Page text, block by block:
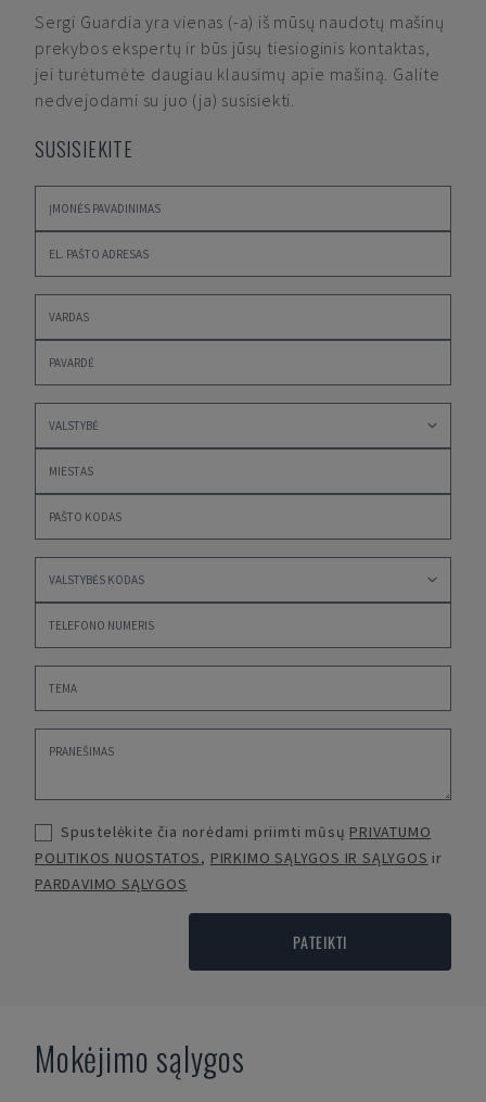
Sergi Guardia yra vienas (-a) iš mūsų naudotų mašinų
prekybos ekspertų ir būs jūsų tiesioginis kontaktas,
jei turėtumėte daugiau klausimų apie mašiną. Galite
nedvejodami su juo (ja) susisiekti.
SUSISIEKITE
Spustelėkite čia norėdami priimti mūsų PRIVATUMO
POLITIKOS NUOSTATOS, PIRKIMO SĄLYGOS IR SĄLYGOS ir
PARDAVIMO SĄLYGOS
PATEIKTI
Mokėjimo sąlygos